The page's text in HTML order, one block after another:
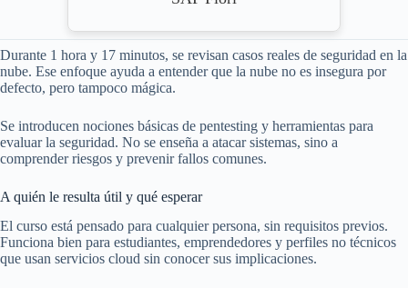
Durante 1 hora y 17 minutos, se revisan casos reales de seguridad en la
nube. Ese enfoque ayuda a entender que la nube no es insegura por
defecto, pero tampoco mágica.
Se introducen nociones básicas de pentesting y herramientas para
evaluar la seguridad. No se enseña a atacar sistemas, sino a
comprender riesgos y prevenir fallos comunes.
A quién le resulta útil y qué esperar
El curso está pensado para cualquier persona, sin requisitos previos.
Funciona bien para estudiantes, emprendedores y perfiles no técnicos
que usan servicios cloud sin conocer sus implicaciones.